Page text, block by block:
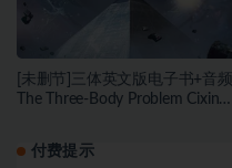
[未删节]三体英文版电子书+音频
The Three-Body Problem Cixin
付费提示